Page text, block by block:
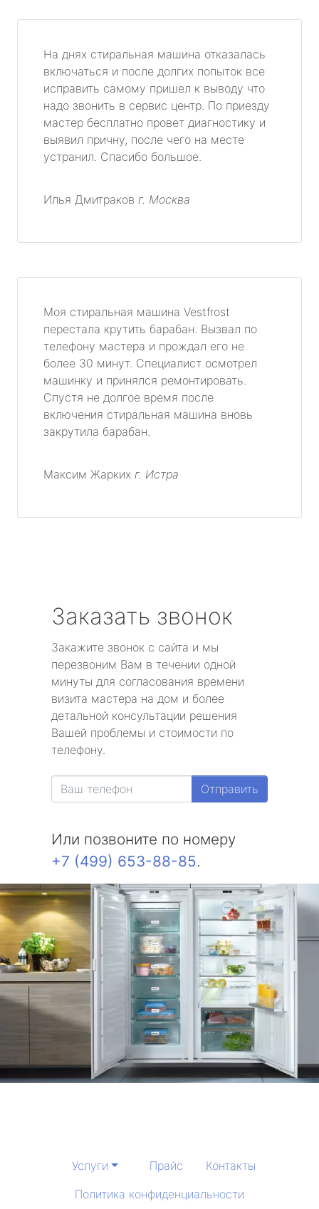
На днях стиральная машина отказалась
включаться и после долгих попыток все
исправить самому пришел к выводу что
надо звонить в сервис центр. По приезду
мастер бесплатно провет диагностику и
выявил причну, после чего на месте
устранил. Спасибо большое.
Илья Дмитраков г. Москва
Моя стиральная машина Vestfrost
перестала крутить барабан. Вызвал по
телефону мастера и прождал его не
более 30 минут. Специалист осмотрел
машинку и принялся ремонтировать.
Спустя не долгое время после
включения стиральная машина вновь
закрутила барабан.
Максим Жарких г. Истра
Заказать звонок
Закажите звонок с сайта и мы
перезвоним Вам в течении одной
минуты для согласования времени
визита мастера на дом и более
детальной консультации решения
Вашей проблемы и стоимости по
телефону.
Отправить
Или позвоните по номеру
+7 (499) 653-88-85.
Услуги Прайс
Контакты
Политика конфиденциальности